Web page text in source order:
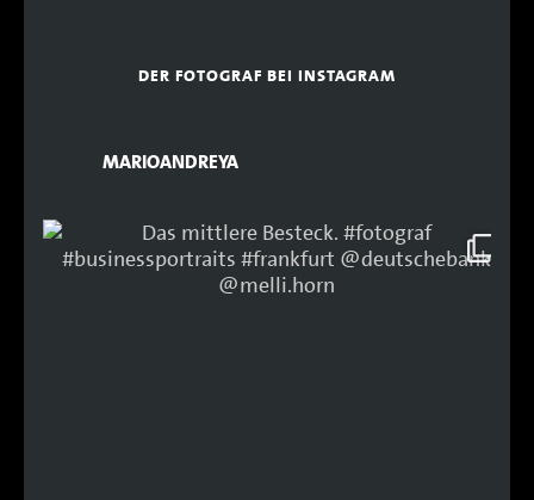
DER FOTOGRAF BEI INSTAGRAM
MARIOANDREYA